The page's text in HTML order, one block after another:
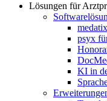
Lösungen für
psyx
KI in